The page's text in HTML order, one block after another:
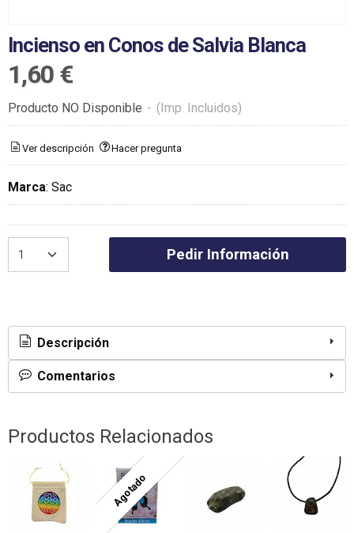
Incienso en Conos de Salvia Blanca
1,60 €
Producto NO Disponible - (Imp. Incluidos)
Ver descripción Hacer pregunta
Marca: Sac
Pedir Información
Descripción
Comentarios
Productos Relacionados
Agotado